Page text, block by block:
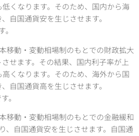
くなります。そのため、国内から海
自国通貨安を生じさせます。
。
移動・変動相場制のもとでの財政拡大
せます。その結果、国内利子率が上
くなります。そのため、海外から国
自国通貨高を生じさせます。
。
移動・変動相場制のもとでの金融緩和
、自国通貨安を生じさせます。自国通